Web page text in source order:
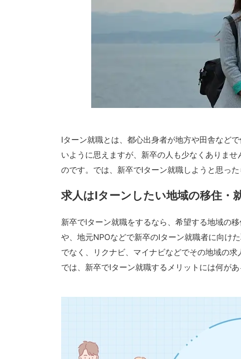
Iターン就職とは、都心出身者が地方や田舎など
いように思えますが、新卒の人も少なくありま
のです。では、新卒でIターン就職しようと思っ
求人はIターンしたい地域の移住・
新卒でIターン就職をするなら、希望する地域の
や、地元NPOなどで新卒のIターン就職者に向け
でなく、リクナビ、マイナビなどでその地域の求
では、新卒でIターン就職するメリットには何が